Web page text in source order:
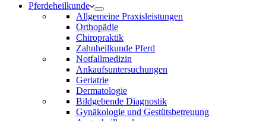
Pferdeheilkunde
Allgemeine Praxisleistungen
Orthopädie
Chiropraktik
Zahnheilkunde Pferd
Notfallmedizin
Ankaufsuntersuchungen
Geriatrie
Dermatologie
Bildgebende Diagnostik
Gynäkologie und Gestütsbetreuung